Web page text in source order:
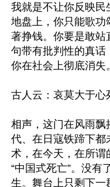
我就是不让你反映民
地盘上，你只能歌
著挣钱。你要是敢站
句带有批判性的真话
你在社会上彻底消失。
古人云：哀莫大于心
相声，这门在风雨
代、在日寇铁蹄下
术，在今天，在所谓
“中国式死亡”。没有
生。舞台上只剩下一